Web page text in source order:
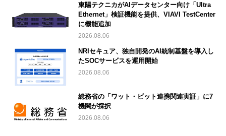
東陽テクニカがAIデータセンター向け「Ultra
Ethernet」検証機能を提供、VIAVI TestCenter
に機能追加
2026.08.06
NRIセキュア、独自開発のAI統制基盤を導入し
たSOCサービスを運用開始
2026.08.06
総務省の「ワット・ビット連携関連実証」に7
機関が採択
2026.08.06